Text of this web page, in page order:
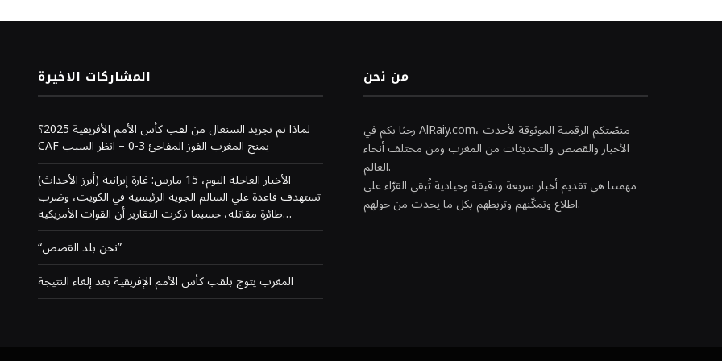
المشاركات الاخيرة
لماذا تم تجريد السنغال من لقب كأس الأمم الأفريقية 2025؟
CAF يمنح المغرب الفوز المفاجئ 3-0 – انظر السبب
(أبرز الأحداث) الأخبار العاجلة اليوم، 15 مارس: غارة إيرانية
تستهدف قاعدة علي السالم الجوية الرئيسية في الكويت، وضرب
طائرة مقاتلة، حسبما ذكرت التقارير أن القوات الأمريكية…
“نحن بلد القصص”
المغرب يتوج بلقب كأس الأمم الإفريقية بعد إلغاء النتيجة
من نحن
رحبًا بكم في AlRaiy.com، منصّتكم الرقمية الموثوقة لأحدث
الأخبار والقصص والتحديثات من المغرب ومن مختلف أنحاء
العالم.
مهمتنا هي تقديم أخبار سريعة ودقيقة وحيادية تُبقي القرّاء على
اطلاع وتمكّنهم وتربطهم بكل ما يحدث من حولهم.